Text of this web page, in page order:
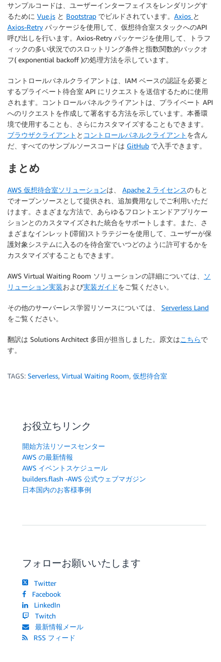
サンプルコードは、ユーザーインターフェイスをレンダリングす
るために Vue.js と Bootstrap でビルドされています。 Axios と
Axios-Retry パッケージを使用して、仮想待合室スタックへのAPI
呼び出しを行います。Axios-Retry パッケージを使用して、トラフ
ィックの多い状況でのスロットリング条件と指数関数的バックオ
フ( exponential backoff )の処理方法を示しています。
コントロールパネルクライアントは、IAM ベースの認証を必要と
するプライベート待合室 API にリクエストを送信するために使用
されます。コントロールパネルクライアントは、プライベート API
へのリクエストを作成して署名する方法を示しています。本番環
境で使用することも、さらにカスタマイズすることもできます。
ブラウザクライアント と コントロールパネルクライアント を含ん
だ、すべてのサンプルソースコードは GitHub で入手できます。
まとめ
AWS 仮想待合室ソリューションは、 Apache 2 ライセンスのもと
でオープンソースとして提供され、追加費用なしでご利用いただ
けます。さまざまな方法で、あらゆるフロントエンドアプリケー
ションとのカスタマイズされた統合をサポートします。また、さ
まざまなインレット(滞留)ストラテジーを使用して、ユーザーが保
護対象システムに入るのを待合室でいつどのように許可するかを
カスタマイズすることもできます。
AWS Virtual Waiting Room ソリューションの詳細については、
ソ
リューション実装および実装ガイドをご覧ください。
その他のサーバーレス学習リソースについては、 Serverless Land
をご覧ください。
翻訳は Solutions Architect 多田が担当しました。原文はこちらで
す。
TAGS: Serverless, Virtual Waiting Room, 仮想待合室
お役立ちリンク
開始方法リソースセンター
AWS の最新情報
AWS イベントスケジュール
builders.flash -AWS 公式ウェブマガジン
日本国内のお客様事例
フォローお願いいたします
Twitter
Facebook
LinkedIn
Twitch
最新情報メール
RSS フィード